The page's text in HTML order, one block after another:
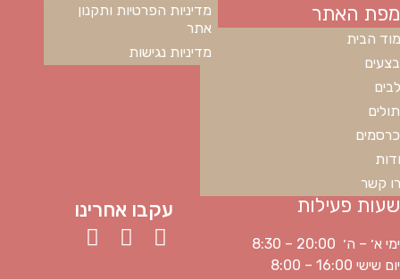
מפת האתר
הבית
קשר
מדיניות הפרטיות ותקנון
אתר
מדיניות נגישות
שעות פעילות
ימי א׳ – ה׳ 20:00 – 8:30
יום שישי 16:00 – 8:00
עקבו אחרינו